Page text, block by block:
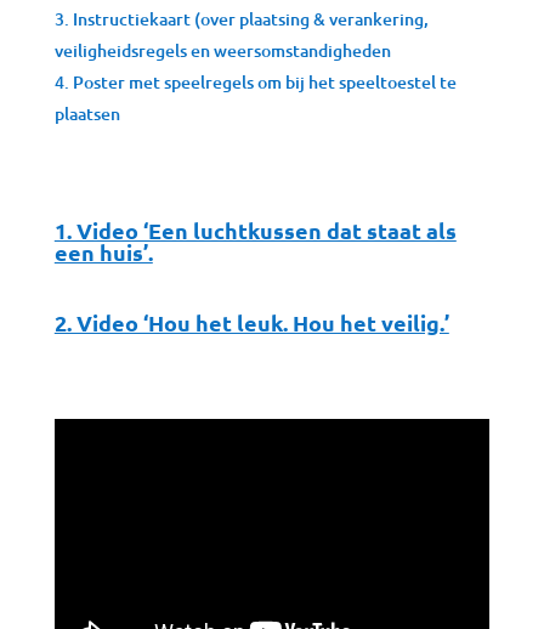
Instructiekaart (over plaatsing & verankering,
veiligheidsregels en weersomstandigheden
Poster met speelregels om bij het speeltoestel te
plaatsen
1. Video ‘Een luchtkussen dat staat als
een huis’.
2. Video ‘Hou het leuk. Hou het veilig.’